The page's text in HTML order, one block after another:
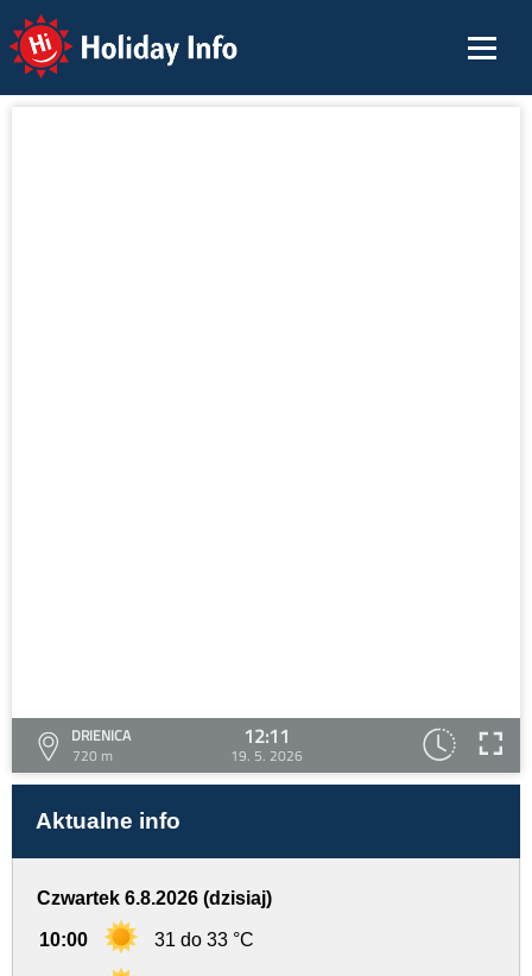
Holiday Info
DRIENICA
720 m
12:11
19. 5. 2026
Aktualne info
Czwartek 6.8.2026 (dzisiaj)
10:00 31 do 33 °C